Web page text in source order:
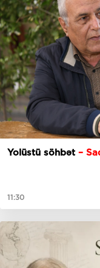
Yolüstü söhbət –
11:30